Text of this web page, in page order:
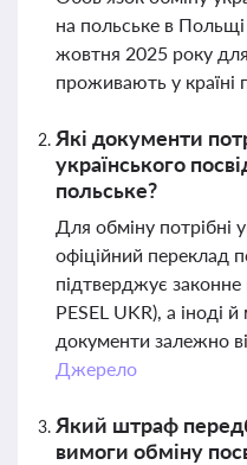
на польське в Польщі
жовтня 2025 року
проживають у країні
Які документи
українського
польське?
Для обміну потрібні
офіційний переклад
підтверджує
PESEL UKR), а іноді
документи залежно
Джерело
Який штраф
вимоги обміну